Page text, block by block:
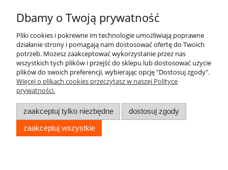
Pomoc
WSO TEXAS
Moje konto
Informacje
Dbamy o Twoją prywatność
Pliki cookies i pokrewne im technologie umożliwiają poprawne
działanie strony i pomagają nam dostosować ofertę do Twoich
potrzeb. Możesz zaakceptować wykorzystanie przez nas
wszystkich tych plików i przejść do sklepu lub dostosować użycie
plików do swoich preferencji, wybierając opcję "Dostosuj zgody".
Więcej o plikach cookies przeczytasz w naszej Polityce
prywatności.
zaakceptuj tylko niezbędne
dostosuj zgody
zaakceptuj wszystkie